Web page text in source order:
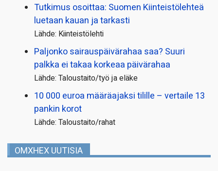
Tutkimus osoittaa: Suomen Kiinteistölehteä
luetaan kauan ja tarkasti
Lähde: Kiinteistölehti
Paljonko sairauspäivä­rahaa saa? Suuri
palkka ei takaa korkeaa päivärahaa
Lähde: Taloustaito/työ ja eläke
10 000 euroa määräajaksi tilille – vertaile 13
pankin korot
Lähde: Taloustaito/rahat
OMXHEX UUTISIA